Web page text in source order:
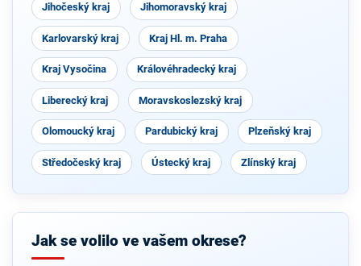
Jihočeský kraj Jihomoravský kraj
Karlovarský kraj Kraj Hl. m. Praha
Kraj Vysočina Královéhradecký kraj
Liberecký kraj Moravskoslezský kraj
Olomoucký kraj Pardubický kraj Plzeňský kraj
Středočeský kraj Ústecký kraj Zlínský kraj
Jak se volilo ve vašem okrese?